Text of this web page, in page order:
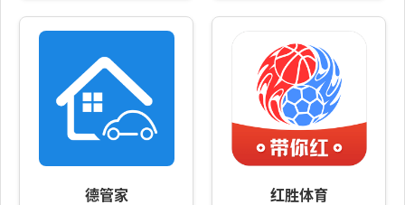
德管家 红胜体育